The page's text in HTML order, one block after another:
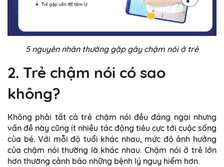
5 nguyên nhân thường gặp gây chậm nói ở trẻ
2. Trẻ chậm nói có sao
không?
Không phải tất cả trẻ chậm nói đều đáng ngại nhưng
vấn đề này cũng ít nhiều tác động tiêu cực tới cuộc sống
của bé. Với mỗi độ tuổi khác nhau, mức độ ảnh hưởng
của chậm nói thường là khác nhau. Chậm nói ở trẻ lớn
hơn thường cảnh báo những bệnh lý nguy hiểm hơn.